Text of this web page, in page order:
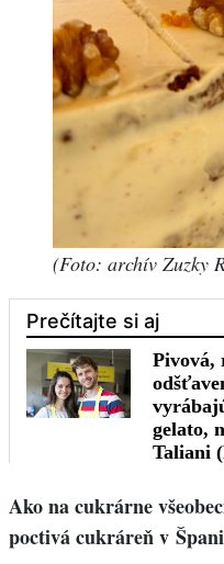
(Foto: archív Zuzky
Ako na cukrárne
poctivá cukráreň v